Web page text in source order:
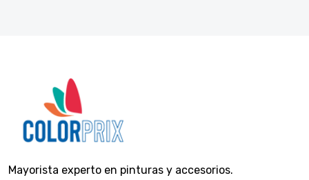
Mayorista experto en pinturas y accesorios.